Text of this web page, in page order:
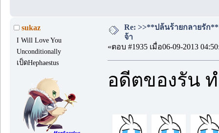
sukaz
I Will Love You
Unconditionally
เป็ดHephaestus
Re: >>**ปล้นร้ายกลายรัก
จ้า
«ตอบ #1935 เมื่อ06-09-2013
อดีตของรัน